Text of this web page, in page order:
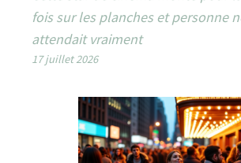
fois sur les planches et personne
attendait vraiment
17 juillet 2026